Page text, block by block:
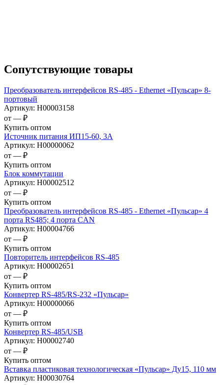
Сопутствующие товары
Преобразователь интерфейсов RS-485 - Ethernet «Пульсар» 8-
портовый
Артикул: Н00003158
от — ₽
Купить оптом
Источник питания ИП15-60, 3А
Артикул: Н00000062
от — ₽
Купить оптом
Блок коммутации
Артикул: Н00002512
от — ₽
Купить оптом
Преобразователь интерфейсов RS-485 - Ethernet «Пульсар» 4
порта RS485; 4 порта CAN
Артикул: Н00004766
от — ₽
Купить оптом
Повторитель интерфейсов RS-485
Артикул: Н00002651
от — ₽
Купить оптом
Конвертер RS-485/RS-232 «Пульсар»
Артикул: Н00000066
от — ₽
Купить оптом
Конвертер RS-485/USB
Артикул: Н00002740
от — ₽
Купить оптом
Вставка пластиковая технологическая «Пульсар» Ду15, 110 мм
Артикул: Н00030764